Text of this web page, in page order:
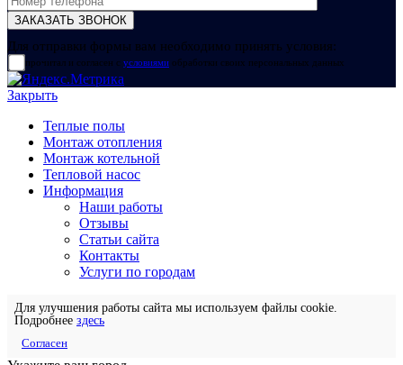
Для отправки формы вам необходимо принять условия:
прочитал и согласен с условиями обработки своих персональных данных
Закрыть
Теплые полы
Монтаж отопления
Монтаж котельной
Тепловой насос
Информация
Наши работы
Отзывы
Статьи сайта
Контакты
Услуги по городам
Для улучшения работы сайта мы используем файлы cookie.
Подробнее здесь
Согласен